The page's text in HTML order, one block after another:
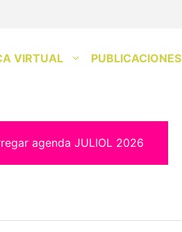
VIRTUAL PUBLICACIONES
agenda JULIOL 2026